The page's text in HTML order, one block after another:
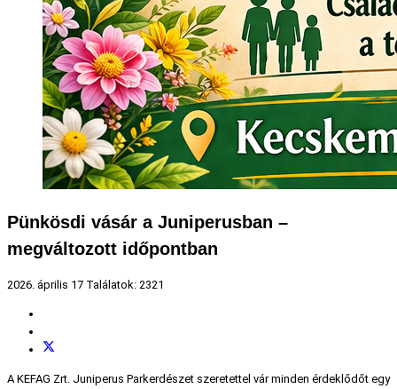
Pünkösdi vásár a Juniperusban –
megváltozott időpontban
2026. április 17 Találatok: 2321
A KEFAG Zrt. Juniperus Parkerdészet szeretettel vár minden érdeklődőt egy